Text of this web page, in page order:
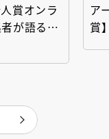
賞オンラ
が語る
ア
賞